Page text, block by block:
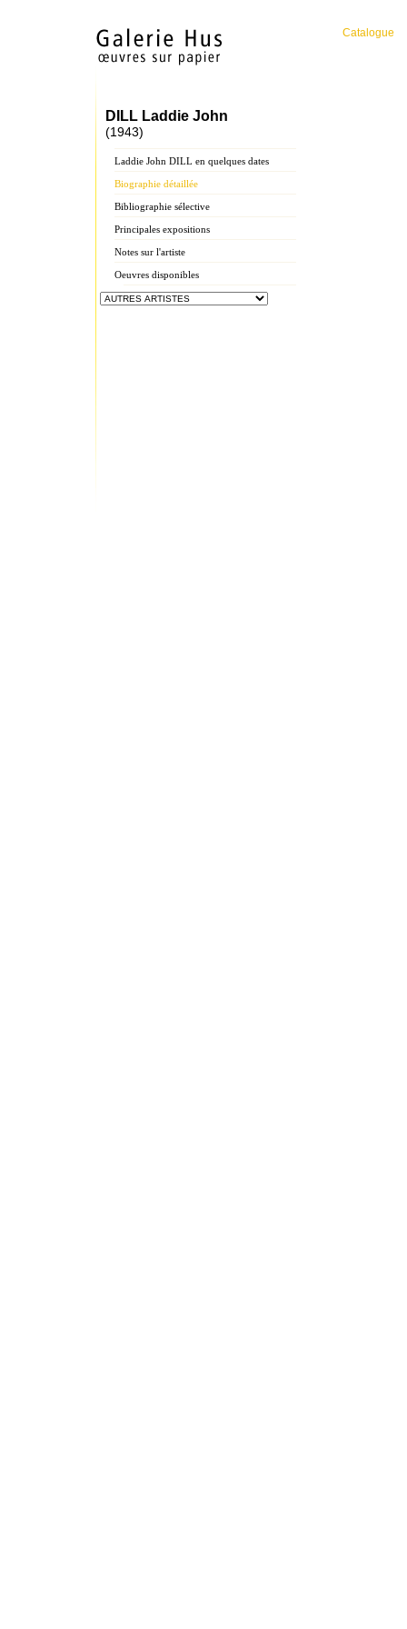
Catalogue
DILL Laddie John
(1943)
Laddie John DILL en quelques dates
Biographie détaillée
Bibliographie sélective
Principales expositions
Notes sur l'artiste
Oeuvres disponibles